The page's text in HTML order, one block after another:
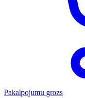
Pakalpojumu grozs